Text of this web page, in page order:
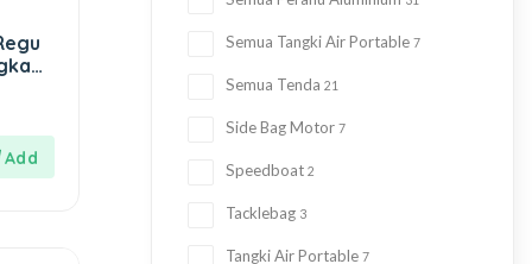
Semua Tangki Air Portable 7
Semua Tenda 21
Side Bag Motor 7
Speedboat 2
Tacklebag 3
Tangki Air Portable 7